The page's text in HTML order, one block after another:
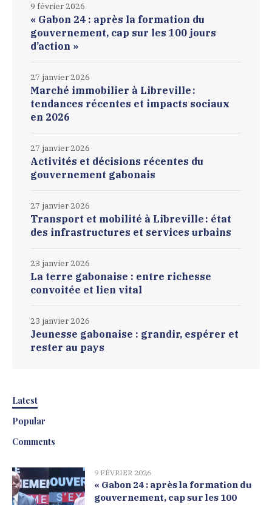
« Gabon 24 : après la formation du
gouvernement, cap sur les 100 jours
d’action »
9 février 2026
Marché immobilier à Libreville :
tendances récentes et impacts sociaux
en 2026
27 janvier 2026
Activités et décisions récentes du
gouvernement gabonais
27 janvier 2026
Transport et mobilité à Libreville : état
des infrastructures et services urbains
27 janvier 2026
La terre gabonaise : entre richesse
convoitée et lien vital
23 janvier 2026
Jeunesse gabonaise : grandir, espérer et
rester au pays
23 janvier 2026
Latest
Popular
Comments
9 FÉVRIER 2026
« Gabon 24 : après la formation du
gouvernement, cap sur les 100